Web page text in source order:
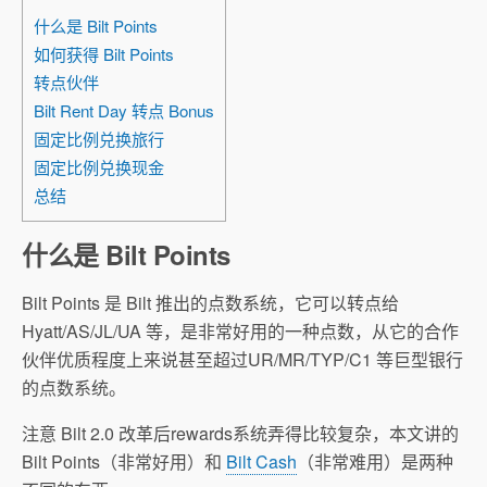
什么是 Bilt Points
如何获得 Bilt Points
转点伙伴
Bilt Rent Day 转点 Bonus
固定比例兑换旅行
固定比例兑换现金
总结
什么是 Bilt Points
Bilt Points 是 Bilt 推出的点数系统，它可以转点给
Hyatt/AS/JL/UA 等，是非常好用的一种点数，从它的合作
伙伴优质程度上来说甚至超过UR/MR/TYP/C1 等巨型银行
的点数系统。
注意 Bilt 2.0 改革后rewards系统弄得比较复杂，本文讲的
Bilt Points（非常好用）和 Bilt Cash （非常难用）是两种